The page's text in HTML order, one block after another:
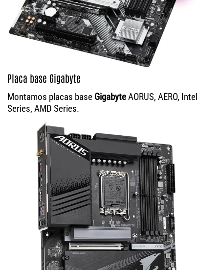
Placa base Gigabyte
Montamos placas base GigabyteAORUS, AERO, Intel
Series, AMD Series.